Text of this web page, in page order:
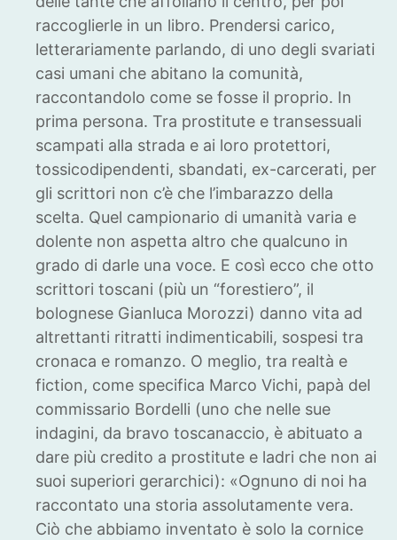
raccoglierle in un libro. Prendersi carico,
letterariamente parlando, di uno degli svariati
casi umani che abitano la comunità,
raccontandolo come se fosse il proprio. In
prima persona. Tra prostitute e transessuali
scampati alla strada e ai loro protettori,
tossicodipendenti, sbandati, ex-carcerati, per
gli scrittori non c’è che l’imbarazzo della
scelta. Quel campionario di umanità varia e
dolente non aspetta altro che qualcuno in
grado di darle una voce. E così ecco che otto
scrittori toscani (più un “forestiero”, il
bolognese Gianluca Morozzi) danno vita ad
altrettanti ritratti indimenticabili, sospesi tra
cronaca e romanzo. O meglio, tra realtà e
fiction, come specifica Marco Vichi, papà del
commissario Bordelli (uno che nelle sue
indagini, da bravo toscanaccio, è abituato a
dare più credito a prostitute e ladri che non ai
suoi superiori gerarchici): «Ognuno di noi ha
raccontato una storia assolutamente vera.
Ciò che abbiamo inventato è solo la cornice